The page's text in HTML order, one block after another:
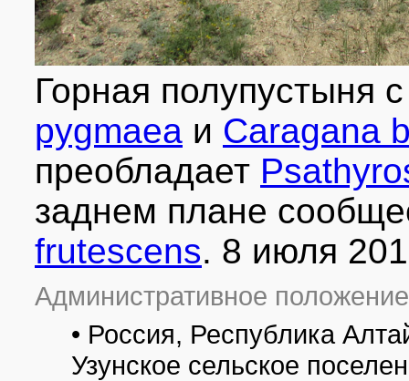
Горная полупустыня
pygmaea и Caragana
преобладает
заднем плане
frutescens. 8 июля
Административное
• Россия, Республика
Узунское сельское